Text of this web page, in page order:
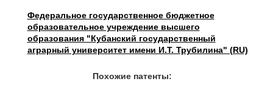
Федеральное государственное бюджетное
образовательное учреждение высшего
образования "Кубанский государственный
аграрный университет имени И.Т. Трубилина" (RU)
Похожие патенты: